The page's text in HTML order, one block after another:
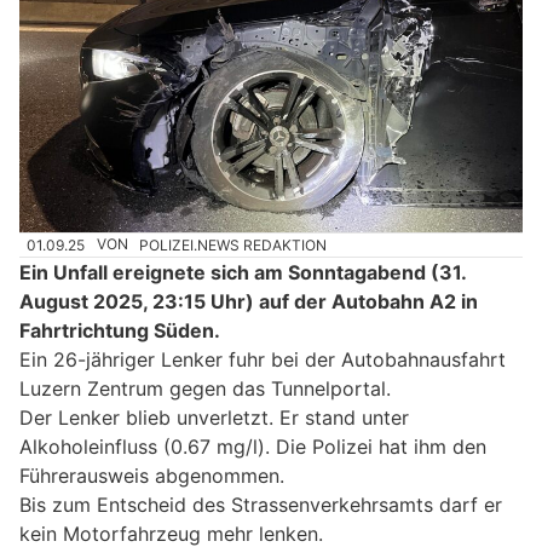
01.09.25 VON POLIZEI.NEWS REDAKTION
Ein Unfall ereignete sich am Sonntagabend (31.
August 2025, 23:15 Uhr) auf der Autobahn A2 in
Fahrtrichtung Süden.
Ein 26-jähriger Lenker fuhr bei der Autobahnausfahrt
Luzern Zentrum gegen das Tunnelportal.
Der Lenker blieb unverletzt. Er stand unter
Alkoholeinfluss (0.67 mg/l). Die Polizei hat ihm den
Führerausweis abgenommen.
Bis zum Entscheid des Strassenverkehrsamts darf er
kein Motorfahrzeug mehr lenken.